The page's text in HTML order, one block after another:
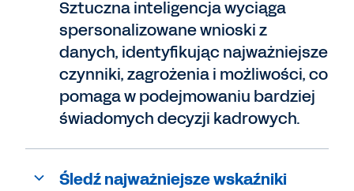
Sztuczna inteligencja wyciąga
spersonalizowane wnioski z
danych, identyfikując najważniejsze
czynniki, zagrożenia i możliwości, co
pomaga w podejmowaniu bardziej
świadomych decyzji kadrowych.
Śledź najważniejsze wskaźniki